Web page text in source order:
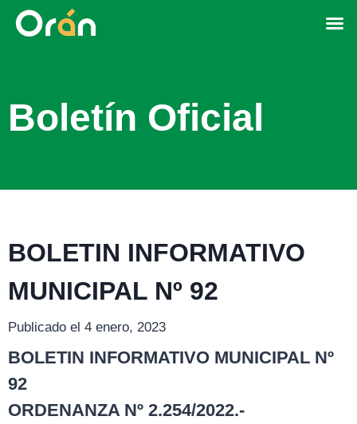
Boletín Oficial
BOLETIN INFORMATIVO
MUNICIPAL Nº 92
Publicado el 4 enero, 2023
BOLETIN INFORMATIVO MUNICIPAL Nº
92
ORDENANZA Nº 2.254/2022.-